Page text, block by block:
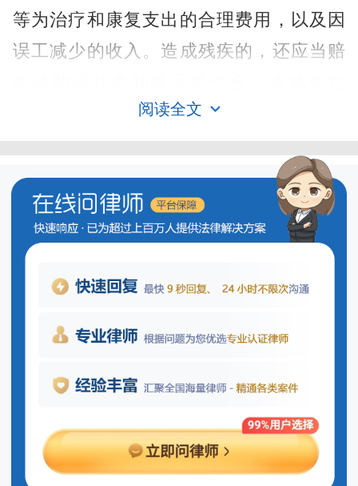
等为治疗和康复支出的合理费用，以及因
误工减少的收入。造成残疾的，还应当赔
的，还应当赔偿丧葬费和死亡赔偿金。
交通事故保险公司理赔流程是怎样
当交通事故发生后，如果需要进行保
险理赔，通常需遵循以下步骤：
1.及时报警：事故发生后，首先应立即
阅读全文